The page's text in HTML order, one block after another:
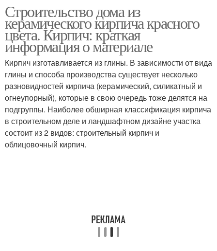
Строительство дома из
керамического кирпича красного
цвета. Кирпич: краткая
информация о материале
Кирпич изготавливается из глины. В зависимости от вида
глины и способа производства существует несколько
разновидностей кирпича (керамический, силикатный и
огнеупорный), которые в свою очередь тоже делятся на
подгруппы. Наиболее обширная классификация кирпича
в строительном деле и ландшафтном дизайне участка
состоит из 2 видов: строительный кирпич и
облицовочный кирпич.